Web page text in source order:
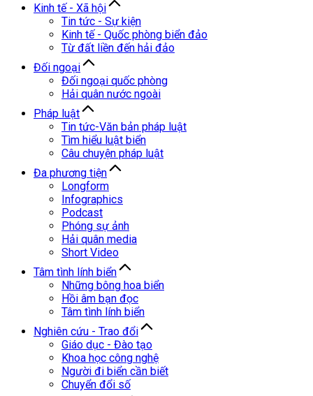
Kinh tế - Xã hội
Tin tức - Sự kiện
Kinh tế - Quốc phòng biển đảo
Từ đất liền đến hải đảo
Đối ngoại
Đối ngoại quốc phòng
Hải quân nước ngoài
Pháp luật
Tin tức-Văn bản pháp luật
Tìm hiểu luật biển
Câu chuyện pháp luật
Đa phương tiện
Longform
Infographics
Podcast
Phóng sự ảnh
Hải quân media
Short Video
Tâm tình lính biển
Những bông hoa biển
Hồi âm bạn đọc
Tâm tình lính biển
Nghiên cứu - Trao đổi
Giáo dục - Đào tạo
Khoa học công nghệ
Người đi biển cần biết
Chuyển đổi số